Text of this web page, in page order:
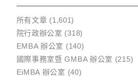
所有文章 (1,601)
院行政辦公室 (318)
EMBA 辦公室 (140)
國際事務室暨 GMBA 辦公室 (215)
EiMBA 辦公室 (40)